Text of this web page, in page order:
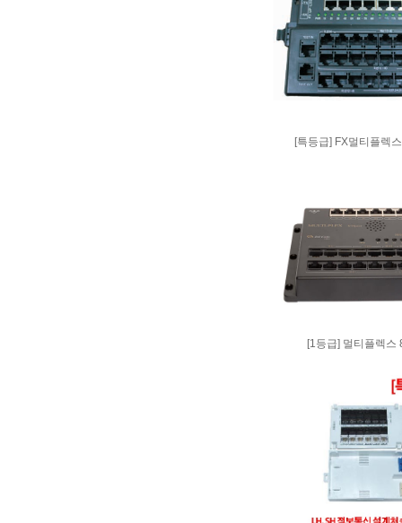
[특등급] FX멀티플렉
[1등급] 멀티플렉스